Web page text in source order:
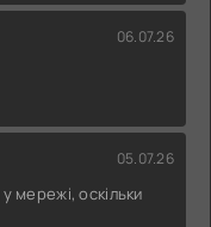
06.07.26
05.07.26
мережі, оскільки